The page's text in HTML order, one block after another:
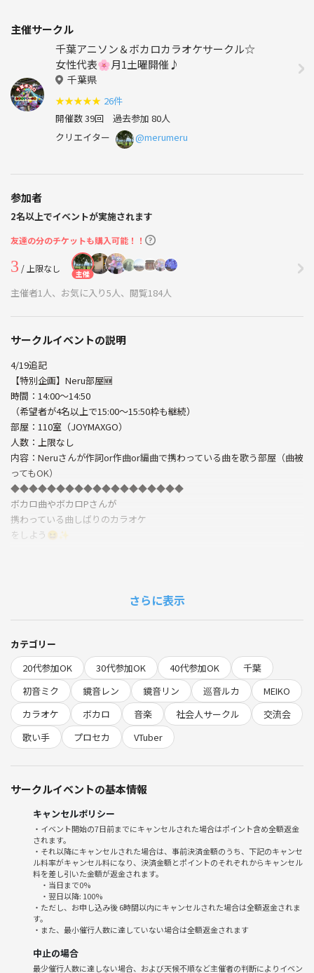
主催サークル
千葉アニソン＆ボカロカラオケサークル☆
女性代表🌸月1土曜開催♪
千葉県
★★★★★ 26件
開催数 39回 過去参加 80人
クリエイター
@merumeru
参加者
2名以上でイベントが実施されます
友達の分のチケットも購入可能！！
3 / 上限なし 主催
主催者1人、お気に入り5人、閲覧184人
サークルイベントの説明
4/19追記
【特別企画】Neru部屋🆕
時間：14:00〜14:50
（希望者が4名以上で15:00〜15:50枠も継続）
部屋：110室（JOYMAXGO）
人数：上限なし
内容：Neruさんが作詞or作曲or編曲で携わっている曲を歌う部屋（曲被
ってもOK）
◆◆◆◆◆◆◆◆◆◆◆◆◆◆◆◆◆◆◆
ボカロ曲やボカロPさんが
携わっている曲しばりのカラオケ
をしよう😆✨
そんな方はぜひ当サークルに遊びに来てください♪
もちろん一度のみや千葉在住以外の方の
ご参加も大歓迎🌸
１0曲ほど歌えれば十分楽しめますよ☆
毎回20名前後、男女比8:2、初参加2割、20〜30代ほとんどの方がおひと
り様ご参加のイメージです！
◆◆◆◆◆◆◆◆◆◆◆◆◆◆◆◆◆◆
🌳概要🌳毎月1回開催
開催日時：12:30〜18:15頃
※途中参加•早退OK（滞在時間に関わらず料金は均一です）
受付開始：12:30〜
参加受付締め切り：当日昼11:45時まで
場所：場所：カラオケルーム歌広場 千葉富士見店
（JR千葉駅中央改札口より徒歩10分。千葉中央店ではないので注
意！）
さらに表示
カテゴリー
20代参加OK
30代参加OK 40代参加OK
千葉
初音ミク
鏡音レン 鏡音リン 巡音ルカ
MEIKO
カラオケ
ボカロ 音楽 社会人サークル
交流会
歌い手
プロセカ VTuber
サークルイベントの基本情報
キャンセルポリシー
・イベント開始の7日前までにキャンセルされた場合はポイント含め全額返金
されます。
・それ以降にキャンセルされた場合は、事前決済金額のうち、下記のキャンセ
ル料率がキャンセル料になり、決済金額とポイントのそれぞれからキャンセル
料を差し引いた金額が返金されます。
・当日まで0%
・翌日以降: 100%
・ただし、お申し込み後 6時間以内にキャンセルされた場合は全額返金されま
す。
・また、最小催行人数に達していない場合は全額返金されます
中止の場合
最少催行人数に達しない場合、および天候不順など主催者の判断によりイベン